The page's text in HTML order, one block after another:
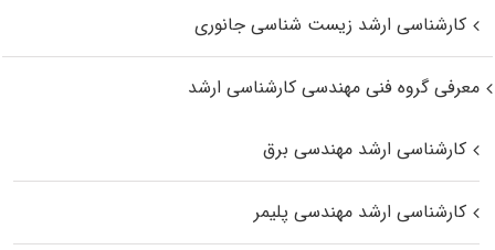
کارشناسی ارشد زیست‌ شناسی جانوری
معرفی گروه فنی مهندسی کارشناسی ارشد
کارشناسی ارشد مهندسی برق
کارشناسی ارشد مهندسی پلیمر